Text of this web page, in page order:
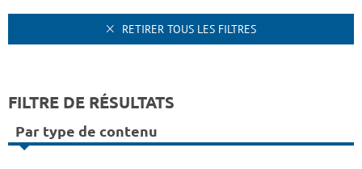
RETIRER TOUS LES FILTRES
FILTRE DE RÉSULTATS
Par type de contenu